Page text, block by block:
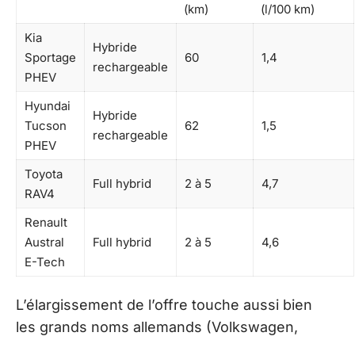
(km)
(l/100 km)
Kia
Sportage
PHEV
Hybride
rechargeable
60 1,4
Hyundai
Tucson
PHEV
Hybride
rechargeable
62 1,5
Toyota
RAV4
Full hybrid 2 à 5 4,7
Renault
Austral
E-Tech
Full hybrid 2 à 5 4,6
L’élargissement de l’offre touche aussi bien
les grands noms allemands (Volkswagen,